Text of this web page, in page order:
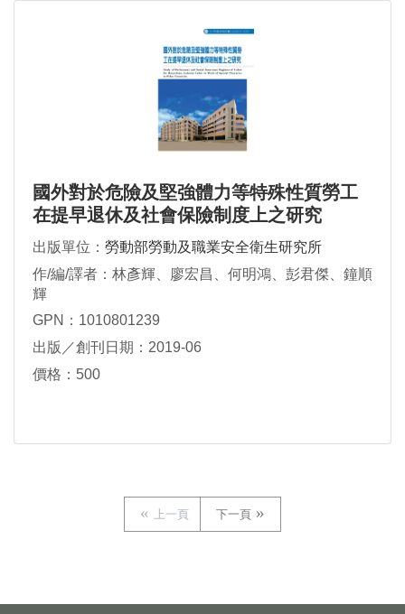
國外對於危險及堅強體力等特殊性質勞工
在提早退休及社會保險制度上之研究
出版單位： 勞動部勞動及職業安全衛生研究所
作/編/譯者：林彥輝、廖宏昌、何明鴻、彭君傑、鐘順
輝
GPN：1010801239
出版／創刊日期：2019-06
價格：500
上一頁 下一頁